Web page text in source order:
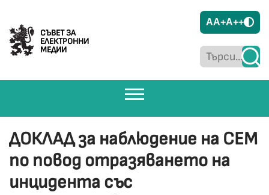
СЪВЕТ ЗА
ЕЛЕКТРОННИ
МЕДИИ
AA+A++
ДОКЛАД за наблюдение на СЕМ
по повод отразяването на
инцидента със